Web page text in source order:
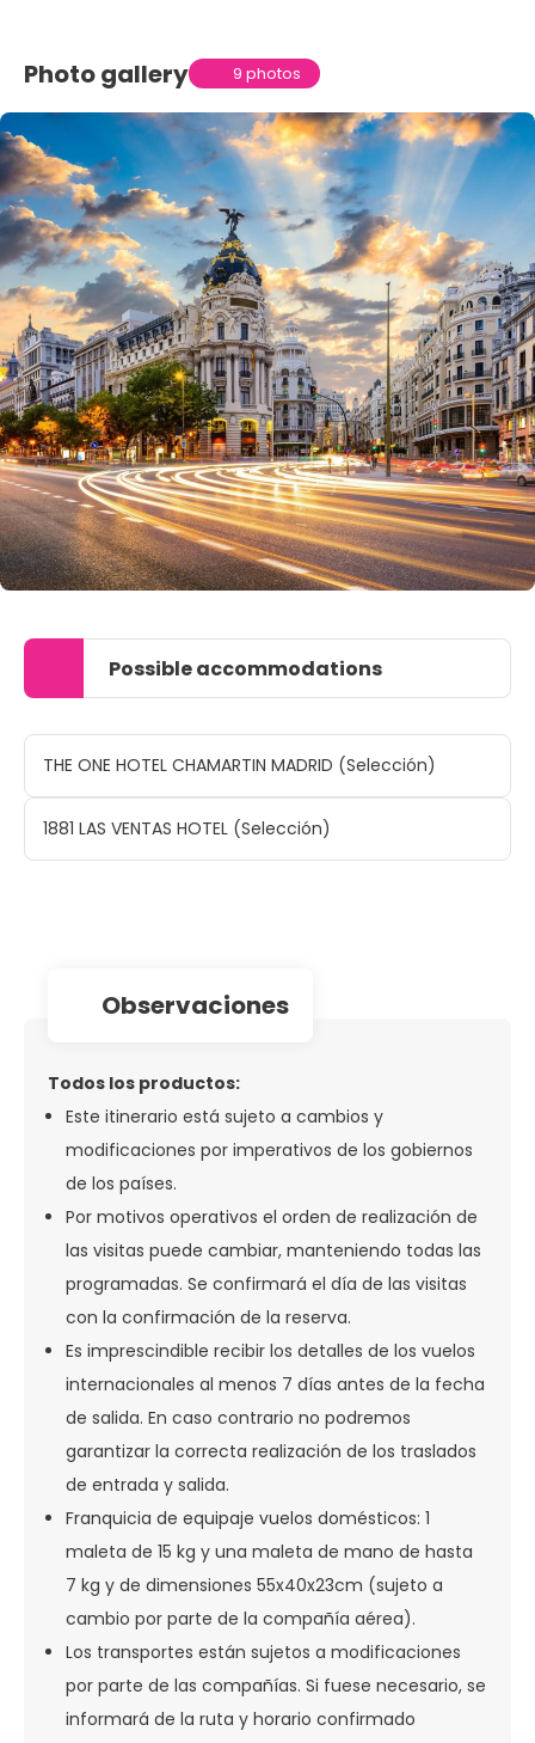
Photo gallery 9 photos
Possible accommodations
THE ONE HOTEL CHAMARTIN MADRID (Selección)
1881 LAS VENTAS HOTEL (Selección)
observaciones
Todos los productos:
Este itinerario está sujeto a cambios y
modificaciones por imperativos de los gobiernos
de los países.
Por motivos operativos el orden de realización de
las visitas puede cambiar, manteniendo todas las
programadas. Se confirmará el día de las visitas
con la confirmación de la reserva.
Es imprescindible recibir los detalles de los vuelos
internacionales al menos 7 días antes de la fecha
de salida. En caso contrario no podremos
garantizar la correcta realización de los traslados
de entrada y salida.
Franquicia de equipaje vuelos domésticos: 1
maleta de 15 kg y una maleta de mano de hasta
7 kg y de dimensiones 55x40x23cm (sujeto a
cambio por parte de la compañía aérea).
Los transportes están sujetos a modificaciones
por parte de las compañías. Si fuese necesario, se
informará de la ruta y horario confirmado